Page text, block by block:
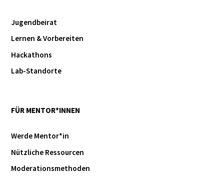
Jugendbeirat
Lernen & Vorbereiten
Hackathons
Lab-Standorte
FÜR MENTOR*INNEN
Werde Mentor*in
Nützliche Ressourcen
Moderationsmethoden